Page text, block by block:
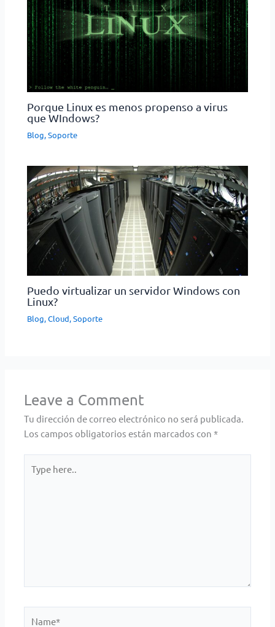
Porque Linux es menos propenso a virus
que WIndows?
Blog,Soporte
Puedo virtualizar un servidor Windows con
Linux?
Blog,Cloud,Soporte
Leave a Comment
Tu dirección de correo electrónico no será publicada.
Los campos obligatorios están marcados con*
here..